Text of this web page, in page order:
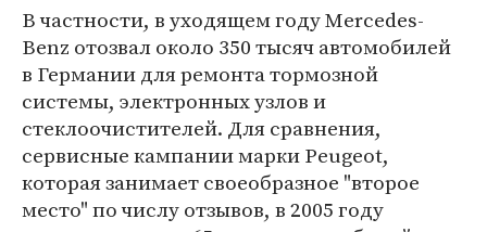
В частности, в уходящем году Mercedes-
Benz отозвал около 350 тысяч автомобилей
в Германии для ремонта тормозной
системы, электронных узлов и
стеклоочистителей. Для сравнения,
сервисные кампании марки Peugeot,
которая занимает своеобразное "второе
место" по числу отзывов, в 2005 году